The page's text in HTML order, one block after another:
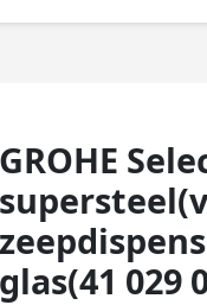
GROHE
glas(41 029